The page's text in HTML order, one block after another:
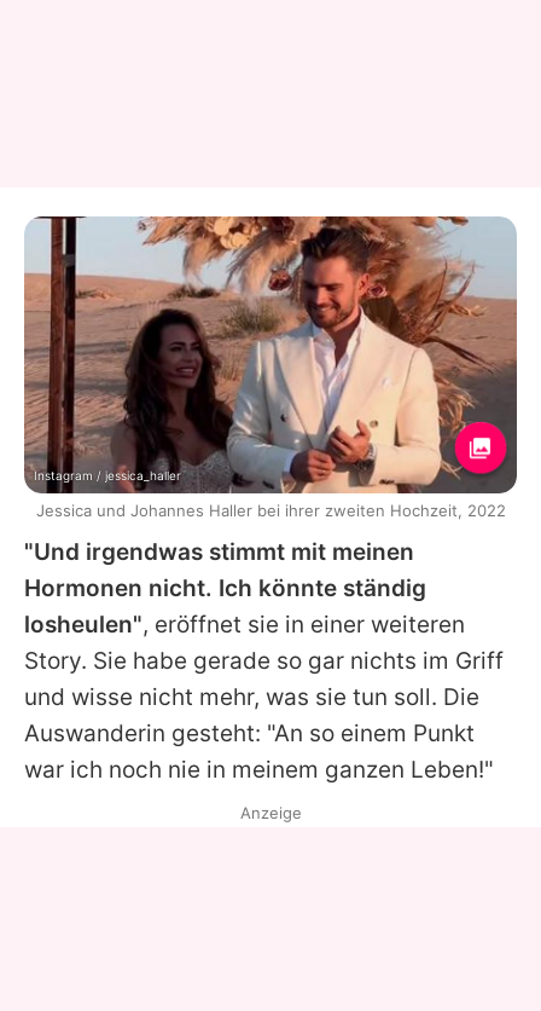
"Und irgendwas stimmt mit meinen
Hormonen nicht. Ich könnte ständig
losheulen", eröffnet sie in einer weiteren
Story. Sie habe gerade so gar nichts im Griff
und wisse nicht mehr, was sie tun soll. Die
Auswanderin gesteht: "An so einem Punkt
war ich noch nie in meinem ganzen Leben!"
Instagram / jessica_haller
Jessica und Johannes Haller bei ihrer zweiten Hochzeit, 2022
Anzeige